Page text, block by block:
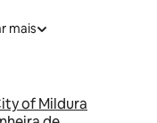
mais
of Mildura